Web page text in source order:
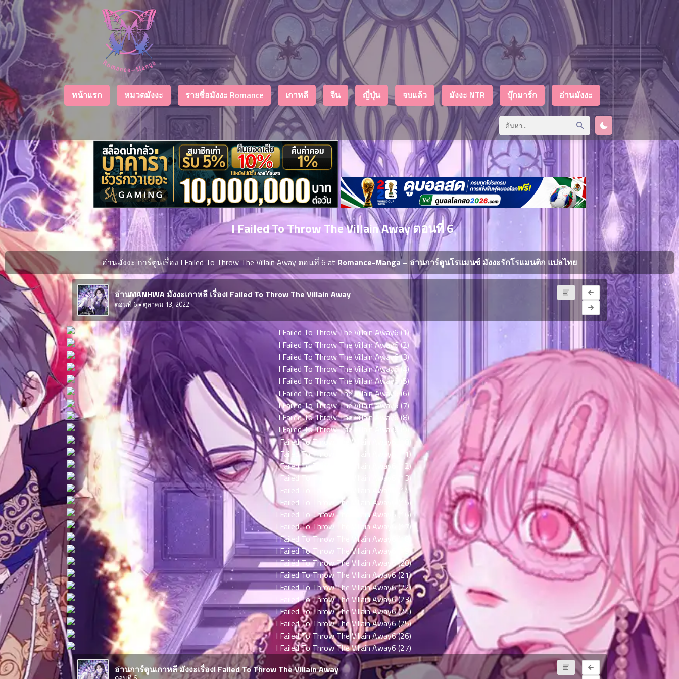
หน้าแรก หมวดมังงะ รายชื่อมังงะ Romance เกาหลี จีน ญี่ปุ่น จบแล้ว มังงะ NTR บุ๊กมาร์ก อ่านมังงะ
I Failed To Throw The Villain Away ตอนที่ 6
อ่านมังงะ การ์ตูนเรื่อง I Failed To Throw The Villain Away ตอนที่ 6 at Romance-Manga – อ่านการ์ตูนโรแมนซ์ มังงะรักโรแมนติก แปลไทย
อ่านMANHWA มังงะเกาหลี เรื่องI Failed To Throw The Villain Away
ตอนที่ 6 • ตุลาคม 13, 2022
อ่านการ์ตูนเกาหลี มังงะเรื่องI Failed To Throw The Villain Away
Chapter
List
1
ตอน
ที่
น
2
ตอน
ที่
น
3
ตอน
ที่
4
ตอน
ที่
ม
5
ตอน
ที่
น
6
ตอน
ที่
น
7
ตอน
ที่
น
8
ตอน
ที่
9
ตอน
ที่
10
ตอน
11
ตอน
ที่
ม
12
ตอน
ที่
ม
13
ตอน
14
ตอน
ม
15